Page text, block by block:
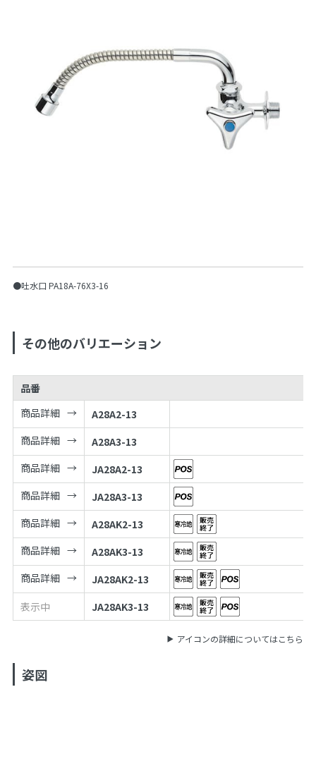
●吐水口 PA18A-76X3-16
その他のバリエーション
品番
商品詳細
A28A2-13
商品詳細
A28A3-13
商品詳細
JA28A2-13
商品詳細
JA28A3-13
商品詳細
A28AK2-13
商品詳細
A28AK3-13
商品詳細
JA28AK2-13
表示中
JA28AK3-13
アイコンの詳細についてはこちら
姿図